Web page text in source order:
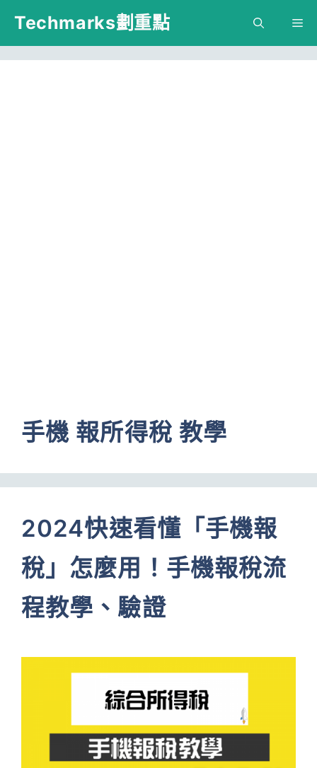
跳
主
Techmarks劃重點
手機 報所得稅 教學
2024快速看懂「手機報
稅」怎麼用！手機報稅流
程教學、驗證